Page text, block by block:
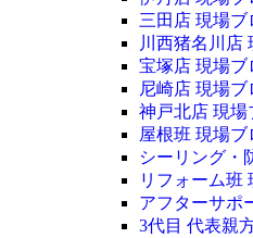
三田店 現場ブ
川西猪名川店
宝塚店 現場ブ
尼崎店 現場ブ
神戸北店 現場
屋根班 現場ブ
シーリング・
リフォーム班
アフターサポ
3代目 代表親